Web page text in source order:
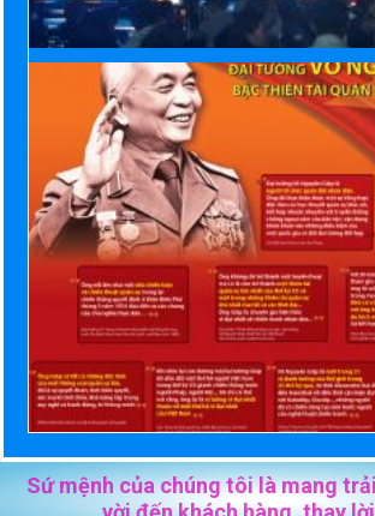
Sứ mệnh của chúng tôi là mang